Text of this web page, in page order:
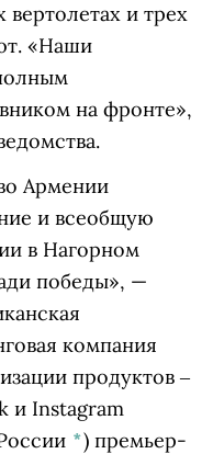
вертолетах и трех
«Наши
на фронте»,
Армении
и всеобщую
в Нагорном
победы», —
компания
продуктов ‒
и Instagram
*) премьер-